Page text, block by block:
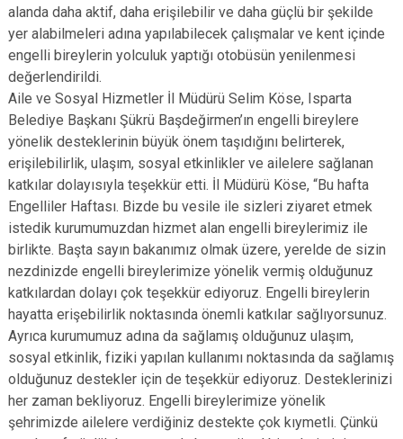
alanda daha aktif, daha erişilebilir ve daha güçlü bir şekilde
yer alabilmeleri adına yapılabilecek çalışmalar ve kent içinde
engelli bireylerin yolculuk yaptığı otobüsün yenilenmesi
değerlendirildi.
Aile ve Sosyal Hizmetler İl Müdürü Selim Köse, Isparta
Belediye Başkanı Şükrü Başdeğirmen’ın engelli bireylere
yönelik desteklerinin büyük önem taşıdığını belirterek,
erişilebilirlik, ulaşım, sosyal etkinlikler ve ailelere sağlanan
katkılar dolayısıyla teşekkür etti. İl Müdürü Köse, “Bu hafta
Engelliler Haftası. Bizde bu vesile ile sizleri ziyaret etmek
istedik kurumumuzdan hizmet alan engelli bireylerimiz ile
birlikte. Başta sayın bakanımız olmak üzere, yerelde de sizin
nezdinizde engelli bireylerimize yönelik vermiş olduğunuz
katkılardan dolayı çok teşekkür ediyoruz. Engelli bireylerin
hayatta erişebilirlik noktasında önemli katkılar sağlıyorsunuz.
Ayrıca kurumumuz adına da sağlamış olduğunuz ulaşım,
sosyal etkinlik, fiziki yapılan kullanımı noktasında da sağlamış
olduğunuz destekler için de teşekkür ediyoruz. Desteklerinizi
her zaman bekliyoruz. Engelli bireylerimize yönelik
şehrimizde ailelere verdiğiniz destekte çok kıymetli. Çünkü